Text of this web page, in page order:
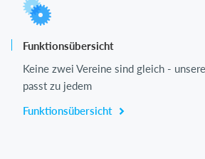
Funktionsübersicht
Keine zwei Vereine sind gleich -
passt zu jedem
Funktionsübersicht